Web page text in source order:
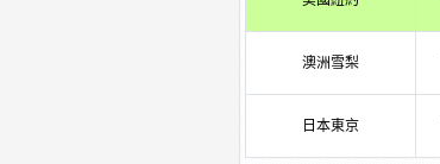
澳洲雪梨
日本東京